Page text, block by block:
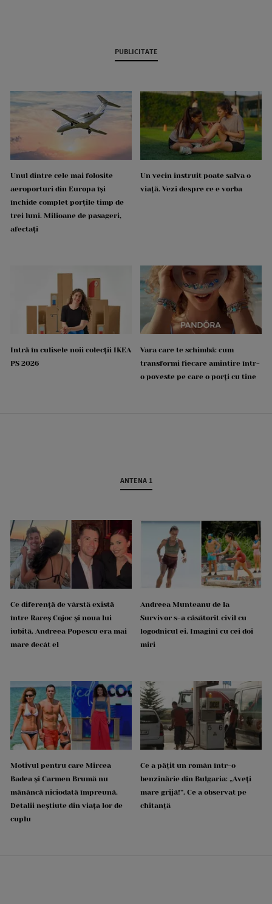
PUBLICITATE
Unul dintre cele mai folosite
aeroporturi din Europa își
închide complet porțile timp de
trei luni. Milioane de pasageri,
afectați
Un vecin instruit poate salva o
viață. Vezi despre ce e vorba
Intră în culisele noii colecții IKEA
PS 2026
Vara care te schimbă: cum
transformi fiecare amintire într-
o poveste pe care o porți cu tine
ANTENA 1
Ce diferență de vârstă există
între Rareș Cojoc și noua lui
iubită. Andreea Popescu era mai
mare decât el
Andreea Munteanu de la
Survivor s-a căsătorit civil cu
logodnicul ei. Imagini cu cei doi
miri
Motivul pentru care Mircea
Badea și Carmen Brumă nu
mănâncă niciodată împreună.
Detalii neștiute din viața lor de
cuplu
Ce a pățit un român într-o
benzinărie din Bulgaria: „Aveți
mare grijă!”. Ce a observat pe
chitanță